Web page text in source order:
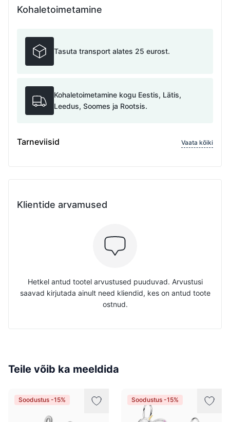
Kohaletoimetamine
Tasuta transport alates 25 eurost.
Kohaletoimetamine kogu Eestis, Lätis,
Leedus, Soomes ja Rootsis.
Tarneviisid Vaata kõiki
Klientide arvamused
Hetkel antud tootel arvustused puuduvad. Arvustusi
saavad kirjutada ainult need kliendid, kes on antud toote
ostnud.
Teile võib ka meeldida
Soodustus -15% Soodustus -15%